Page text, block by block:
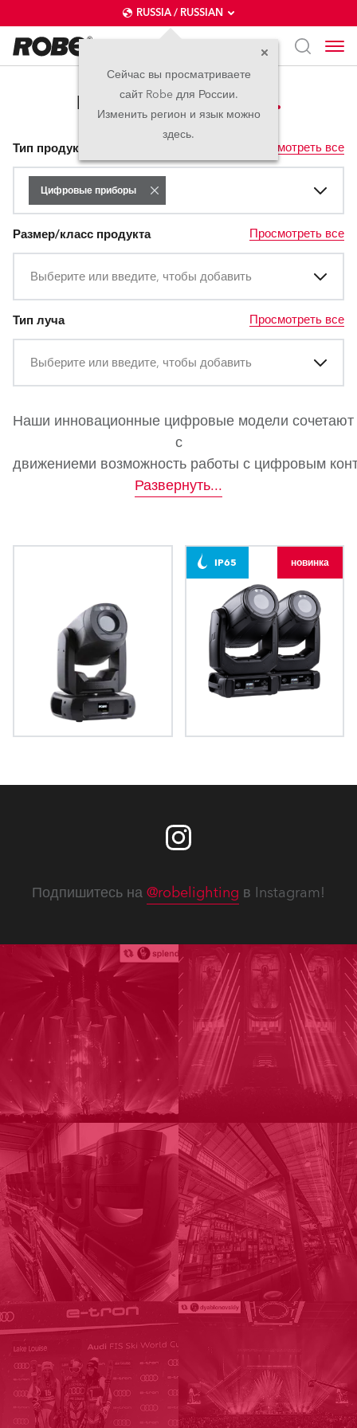
RUSSIA / RUSSIAN
Сейчас вы просматриваете
сайт Robe для России.
Изменить регион и язык можно
здесь.
Цифровые приборы
Тип продукта
Цифровые приборы
Просмотреть все
Размер/класс продукта
Выберите или введите, чтобы добавить
Просмотреть все
Тип луча
Выберите или введите, чтобы добавить
Просмотреть все
Наши инновационные цифровые модели
с
движениеми возможность работы с цифровым
Развернуть...
IP65 новинка
Подпишитесь на @robelighting в Instagram!